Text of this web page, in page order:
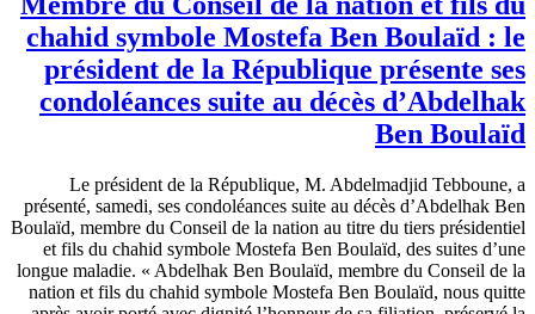
chahid symbole Mostefa Ben Boulaïd : le
président de la République présente ses
condoléances suite au décès d’Abdelhak
Ben Boulaïd
Le président de la République, M. Abdelmadjid Tebboune, a
présenté, samedi, ses condoléances suite au décès d’Abdelhak Ben
Boulaïd, membre du Conseil de la nation au titre du tiers présidentiel
et fils du chahid symbole Mostefa Ben Boulaïd, des suites d’une
longue maladie. « Abdelhak Ben Boulaïd, membre du Conseil de la
nation et fils du chahid symbole Mostefa Ben Boulaïd, nous quitte